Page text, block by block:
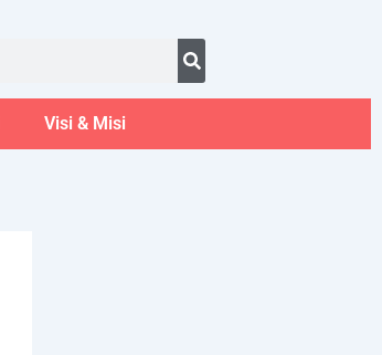
Visi & Misi